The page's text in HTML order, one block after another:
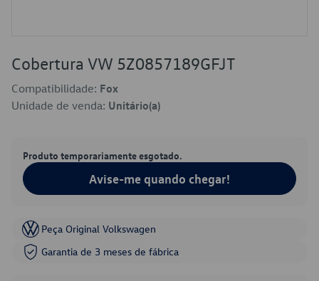
Cobertura VW 5Z0857189GFJT
Compatibilidade: Fox
Unidade de venda: Unitário(a)
Produto temporariamente esgotado.
Avise-me quando chegar!
Peça Original Volkswagen
Garantia de 3 meses de fábrica